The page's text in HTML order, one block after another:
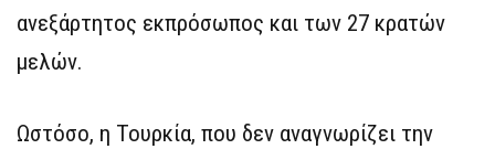
ανεξάρτητος εκπρόσωπος και των 27 κρατών
μελών.
Ωστόσο, η Τουρκία, που δεν αναγνωρίζει την